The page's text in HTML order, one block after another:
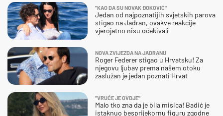
"KAO DA SU NOVAK ĐOKOVIĆ"
Jedan od najpoznatijih svjetskih parova
stigao na Jadran, ovakve reakcije
vjerojatno nisu očekivali
NOVA ZVIJEZDA NA JADRANU
Roger Federer stigao u Hrvatsku! Za
njegovu ljubav prema našem otoku
zaslužan je jedan poznati Hrvat
"VRUĆE JE OVDJE"
Malo tko zna da je bila misica! Badić je
istaknuo besprijekornu figuru zgodne